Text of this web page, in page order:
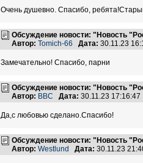
Очень душевно. Спасибо,
Обсуждение новости: "Новость
Автор: Tomich-66 Дата: 30.11.23
Замечательно! Спасибо, парни
Обсуждение новости: "Новость
Автор: BBC Дата: 30.11.23 17:16:47
Да,с любовью сделано.Спасибо!
Обсуждение новости: "Новость
Автор: Westlund Дата: 30.11.23